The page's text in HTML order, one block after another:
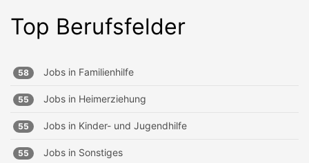
Top Berufsfelder
58 Jobs in Familienhilfe
55 Jobs in Heimerziehung
55 Jobs in Kinder- und Jugendhilfe
55 Jobs in Sonstiges